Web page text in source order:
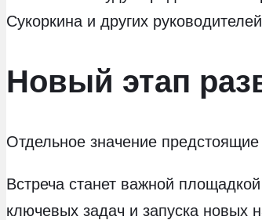
Сукоркина и других
Новый этап
Отдельное значение
Встреча станет важной
ключевых задач и запуска новых